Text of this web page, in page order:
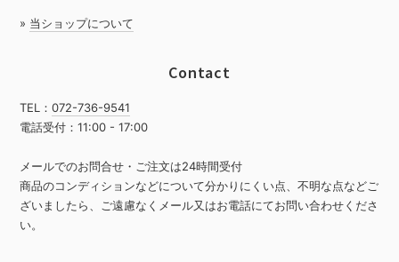
» 当ショップについて
Contact
TEL：072-736-9541
電話受付：11:00 - 17:00
メールでのお問合せ・ご注文は24時間受付
商品のコンディションなどについて分かりにくい点、不明な点などご
ざいましたら、ご遠慮なくメール又はお電話にてお問い合わせくださ
い。